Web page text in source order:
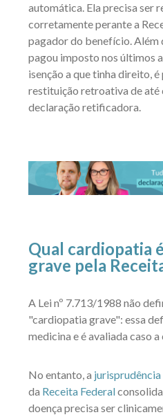
automática. Ela precisa ser
corretamente perante a
pagador do benefício. Além
pagou imposto nos últimos
isenção a que tinha direito,
restituição retroativa de até
declaração retificadora.
Qual cardiopatia
grave pela
A Lei nº 7.713/1988 não
"cardiopatia grave": essa
medicina e é avaliada caso a
No entanto, a jurisprudência
da Receita Federal
doença precisa ser